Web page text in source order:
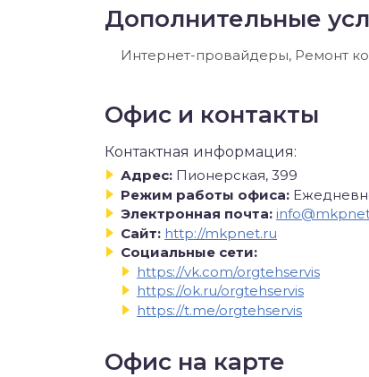
Дополнительные
Интернет-провайдеры, Ремонт
Офис и контакты
Контактная информация:
Адрес: Пионерская, 399
Режим работы офиса:
Электронная почта:
Сайт: http://mkpnet.ru
Социальные сети:
https://vk.com/orgtehservis
https://ok.ru/orgtehservis
https://t.me/orgtehservis
Офис на карте